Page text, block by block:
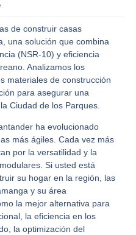
de construir casas
una solución que combina
(NSR-10) y eficiencia
Analizamos los
materiales de construcción
para asegurar una
Ciudad de los Parques.
ha evolucionado
más ágiles. Cada vez más
por la versatilidad y la
Si usted está
su hogar en la región, las
y su área
la mejor alternativa para
la eficiencia en los
la optimización del